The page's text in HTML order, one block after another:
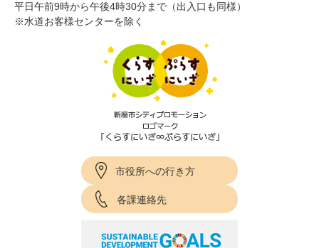
平日午前9時から午後4時30分まで（出入口も同様）
※水道お客様センターを除く
市役所への行き方
各課連絡先